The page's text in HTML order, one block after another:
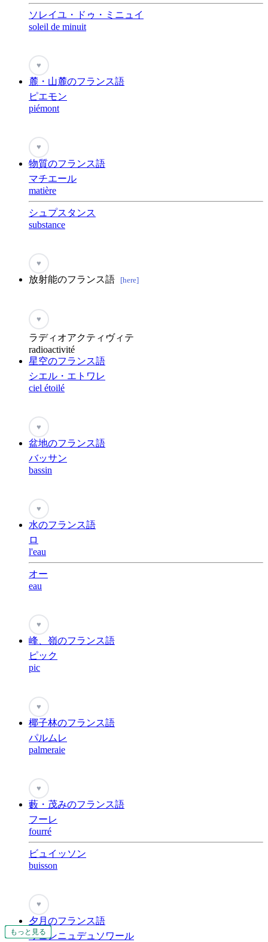
もっと見る
もっと見る
もっと見る
もっと見る
もっと見る
もっと見る
もっと見る
もっと見る
もっと見る
もっと見る
もっと見る
もっと見る
もっと見る
もっと見る
もっと見る
ソレイユ・ドゥ・ミニュイ
soleil de minuit
もっと見る
♥
麓・山麓のフランス語
ピエモン
piémont
♥
物質のフランス語
マチエール
matière
シュプスタンス
substance
もっと見る
♥
放射能のフランス語 [here]
♥
ラディオアクティヴィテ
radioactivité
星空のフランス語
シエル・エトワレ
ciel étoilé
♥
盆地のフランス語
バッサン
bassin
♥
水のフランス語
ロ
l'eau
オー
eau
もっと見る
♥
峰、嶺のフランス語
ピック
pic
♥
椰子林のフランス語
パルムレ
palmeraie
♥
藪・茂みのフランス語
フーレ
fourré
ビュイッソン
buisson
もっと見る
♥
夕月のフランス語
リュンニュデュソワール